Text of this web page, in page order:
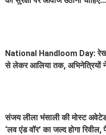
National Handloom Day: रेखा,
से लेकर आलिया तक, अभिनेत्रियों
संजय लीला भंसाली की मोस्ट
‘लव एंड वॉर’ का जल्द होगा